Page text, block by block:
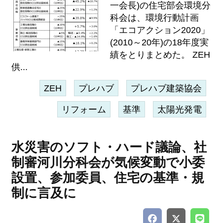
一会長)の住宅部会環境分
科会は、環境行動計画
「エコアクション2020」
(2010～20年)の18年度実
績をとりまとめた。 ZEH
供...
ZEH プレハブ プレハブ建築協会
リフォーム 基準 太陽光発電
水災害のソフト・ハード議論、社
制審河川分科会が気候変動で小委
設置、参加委員、住宅の基準・規
制に言及に